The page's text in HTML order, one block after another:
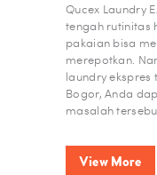
Qucex Laundry
tengah rutinitas
pakaian bisa
merepotkan.
laundry ekspres
Bogor, Anda
masalah
View More